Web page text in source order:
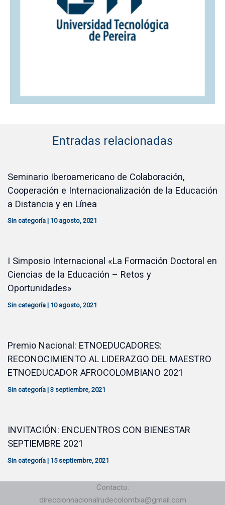
Entradas relacionadas
Seminario Iberoamericano de Colaboración,
Cooperación e Internacionalización de la Educación
a Distancia y en Línea
Sin categoría | 10 agosto, 2021
I Simposio Internacional «La Formación Doctoral en
Ciencias de la Educación – Retos y
Oportunidades»
Sin categoría | 10 agosto, 2021
Premio Nacional: ETNOEDUCADORES:
RECONOCIMIENTO AL LIDERAZGO DEL MAESTRO
ETNOEDUCADOR AFROCOLOMBIANO 2021
Sin categoría | 3 septiembre, 2021
INVITACIÓN: ENCUENTROS CON BIENESTAR
SEPTIEMBRE 2021
Sin categoría | 15 septiembre, 2021
Contacto:
direccionnacionalrudecolombia@gmail.com